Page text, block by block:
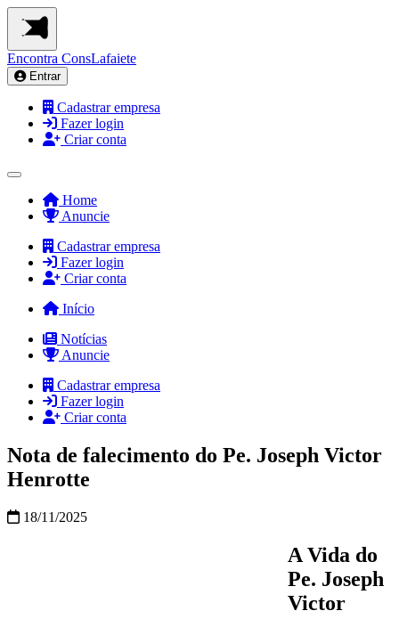
Encontra ConsLafaiete
Entrar
Cadastrar empresa
Fazer login
Criar conta
Home
Anuncie
Cadastrar empresa
Fazer login
Criar conta
Início
Notícias
Anuncie
Cadastrar empresa
Fazer login
Criar conta
Nota de falecimento do Pe. Joseph Victor
Henrotte
18/11/2025
A Vida do
Pe. Joseph
Victor